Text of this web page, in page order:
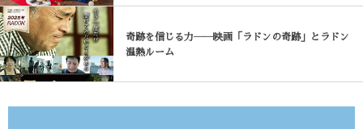
奇跡を信じる力――映画「ラドンの奇跡」とラドン
温熱ルーム